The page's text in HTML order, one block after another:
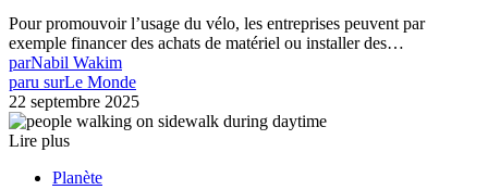
Pour promouvoir l’usage du vélo, les entreprises peuvent par
exemple financer des achats de matériel ou installer des…
parNabil Wakim
paru surLe Monde
22 septembre 2025
Lire plus
Planète